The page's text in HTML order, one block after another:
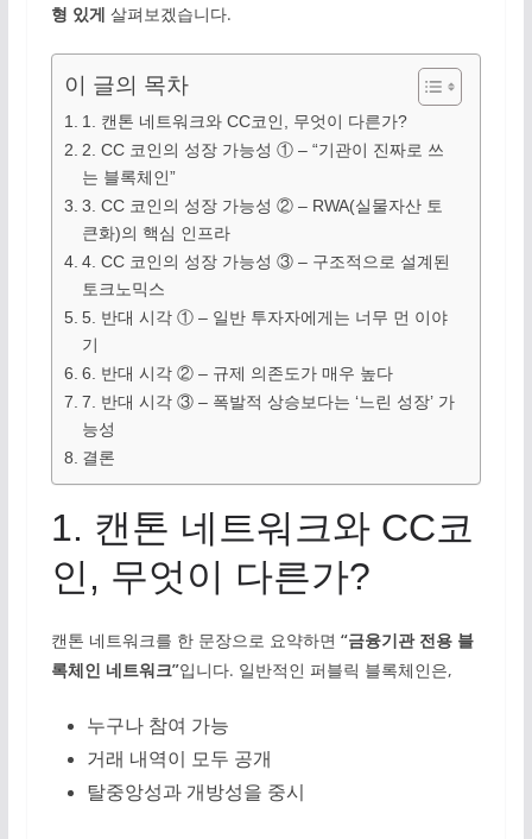
형 있게 살펴보겠습니다.
이 글의 목차
1. 캔톤 네트워크와 CC코인, 무엇이 다른가?
2. CC 코인의 성장 가능성 ① – “기관이 진짜로 쓰
는 블록체인”
3. CC 코인의 성장 가능성 ② – RWA(실물자산 토
큰화)의 핵심 인프라
4. CC 코인의 성장 가능성 ③ – 구조적으로 설계된
토크노믹스
5. 반대 시각 ① – 일반 투자자에게는 너무 먼 이야
기
6. 반대 시각 ② – 규제 의존도가 매우 높다
7. 반대 시각 ③ – 폭발적 상승보다는 ‘느린 성장’ 가
능성
결론
1. 캔톤 네트워크와 CC코
인, 무엇이 다른가?
캔톤 네트워크를 한 문장으로 요약하면 “금융기관 전용 블
록체인 네트워크”입니다. 일반적인 퍼블릭 블록체인은,
누구나 참여 가능
거래 내역이 모두 공개
탈중앙성과 개방성을 중시